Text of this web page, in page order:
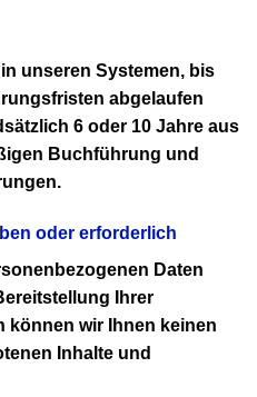
unseren Systemen, bis
abgelaufen
6 oder 10 Jahre aus
Buchführung und
oder erforderlich
Daten
Ihrer
können wir Ihnen keinen
Inhalte und